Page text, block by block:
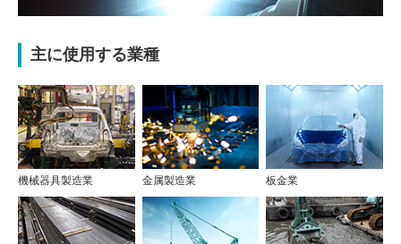
主に使用する業種
機械器具製造業 金属製造業 板金業